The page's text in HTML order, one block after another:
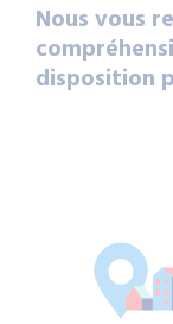
Nous vous
disposition